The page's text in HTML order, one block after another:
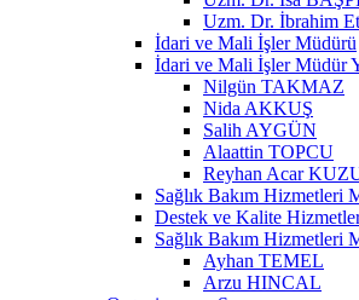
Uzm. Dr. İbrahim
İdari ve Mali İşler Müdürü
İdari ve Mali İşler Müdür
Nilgün TAKMAZ
Nida AKKUŞ
Salih AYGÜN
Alaattin TOPCU
Reyhan Acar
Sağlık Bakım Hizmetleri
Destek ve Kalite
Sağlık Bakım Hizmetleri
Ayhan TEMEL
Arzu HINCAL